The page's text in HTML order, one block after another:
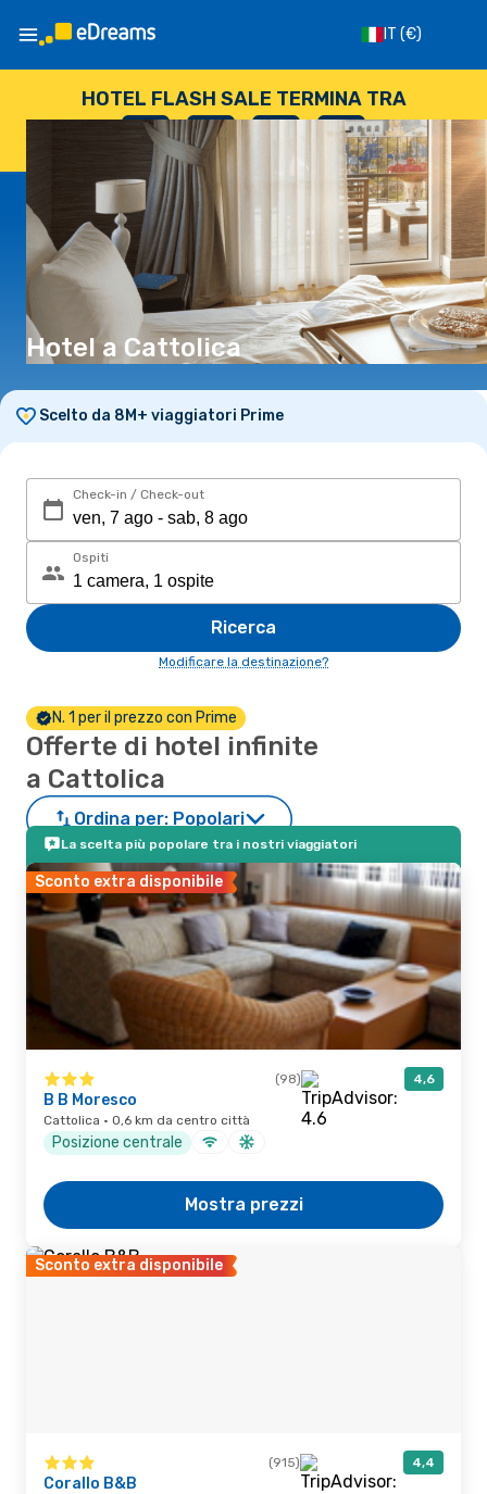
IT (€)
HOTEL FLASH SALE TERMINA TRA
--
GIORNI
: --
ORE
: --
SECONDI
Hotel a Cattolica
Scelto da 8M+ viaggiatori Prime
Check-in / Check-out
Ospiti
Ricerca
Modificare la destinazione?
N. 1 per il prezzo con Prime
Offerte di hotel infinite
a Cattolica
Ordina per: Popolari
La scelta più popolare tra i nostri viaggiatori
Sconto extra disponibile
(98) 4,6
B B Moresco
Cattolica · 0,6 km da centro città
Posizione centrale
Mostra prezzi
Sconto extra disponibile
(915) 4,4
Corallo B&B